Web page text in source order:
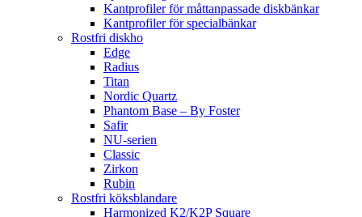
Kantprofiler för måttanpassade diskbänkar
Kantprofiler för specialbänkar
Rostfri diskho
Edge
Radius
Titan
Nordic Quartz
Phantom Base – By Foster
Safir
NU-serien
Classic
Zirkon
Rubin
Rostfri köksblandare
Harmonized K2/K2P Square